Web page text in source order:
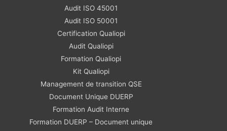
Audit ISO 45001
Audit ISO 50001
Certification Qualiopi
Audit Qualiopi
Formation Qualiopi
Kit Qualiopi
Management de transition QSE
Document Unique DUERP
Formation Audit Interne
Formation DUERP – Document unique